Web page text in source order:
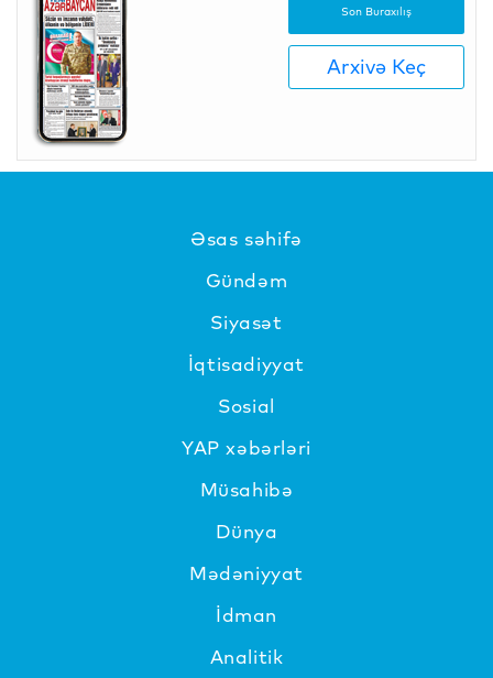
Son Buraxılış
Arxivə Keç
Əsas səhifə
Gündəm
Siyasət
İqtisadiyyat
Sosial
YAP xəbərləri
Müsahibə
Dünya
Mədəniyyat
İdman
Analitik